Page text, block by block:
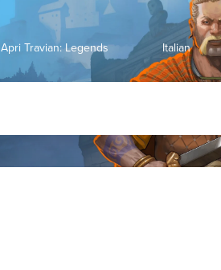
Apri Travian: Legends